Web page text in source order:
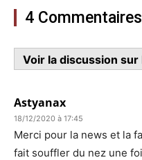
4 Commentaires
Voir la discussion sur
Astyanax
18/12/2020 à 17:45
Merci pour la news et la
fait souffler du nez une